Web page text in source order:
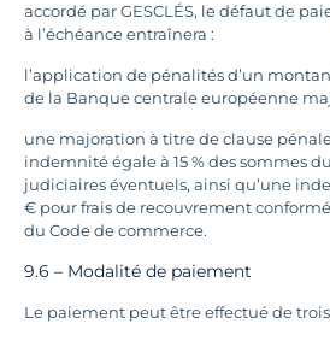
accordé par GESCLÉS, le défaut de
à l’échéance entraînera :
l’application de pénalités d’un
de la Banque centrale européenne
une majoration à titre de clause
indemnité égale à 15 % des sommes
judiciaires éventuels, ainsi qu’une
€ pour frais de recouvrement
du Code de commerce.
9.6 – Modalité de paiement
Le paiement peut être effectué de